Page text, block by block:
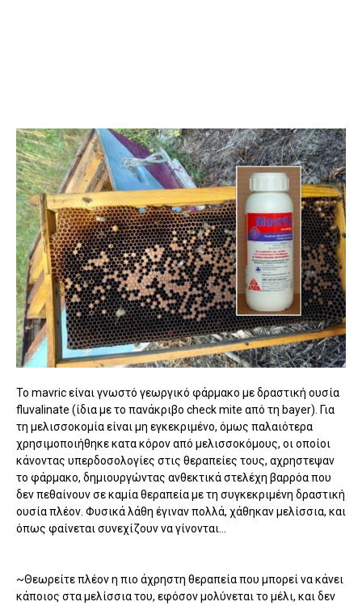
Το mavric είναι γνωστό γεωργικό φάρμακο με δραστική ουσία
fluvalinate (ίδια με το πανάκριβο check mite από τη bayer). Για
τη μελισσοκομία είναι μη εγκεκριμένο, όμως παλαιότερα
χρησιμοποιήθηκε κατα κόρον από μελισσοκόμους, οι οποίοι
κάνοντας υπερδοσολογίες στις θεραπείες τους, αχρηστεψαν
το φάρμακο, δημιουργώντας ανθεκτικά στελέχη βαρρόα που
δεν πεθαίνουν σε καμία θεραπεία με τη συγκεκριμένη δραστική
ουσία πλέον. Φυσικά λάθη έγιναν πολλά, χάθηκαν μελίσσια, και
όπως φαίνεται συνεχίζουν να γίνονται...
~Θεωρείτε πλέον η πιο άχρηστη θεραπεία που μπορεί να κάνει
κάποιος στα μελίσσια του, εφόσον μολύνεται το μέλι, και δεν